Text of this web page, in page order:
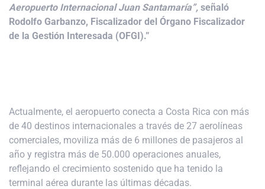
Aeropuerto Internacional Juan Santamaría”, señaló
Rodolfo Garbanzo, Fiscalizador del Órgano Fiscalizador
de la Gestión Interesada (OFGI).”
Actualmente, el aeropuerto conecta a Costa Rica con más
de 40 destinos internacionales a través de 27 aerolíneas
comerciales, moviliza más de 6 millones de pasajeros al
año y registra más de 50.000 operaciones anuales,
reflejando el crecimiento sostenido que ha tenido la
terminal aérea durante las últimas décadas.